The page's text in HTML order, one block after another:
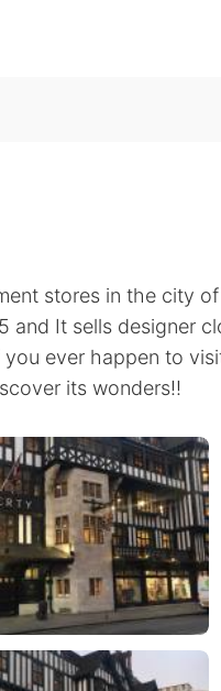
stores in the city of
and It sells designer
ever happen to
its wonders!!